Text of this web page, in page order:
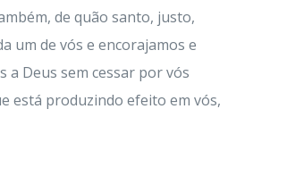
de quão santo, justo,
um de vós e encorajamos e
a Deus sem cessar por vós
está produzindo efeito em vós,